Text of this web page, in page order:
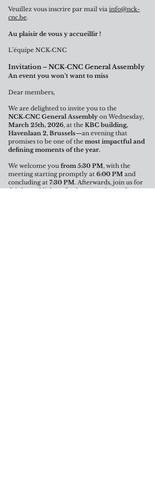
Veuillez vous inscrire par mail via info@nck-
cnc.be.
Au plaisir de vous y accueillir !
L’équipe NCK‑CNC
Invitation – NCK‑CNC General Assembly
An event you won’t want to miss
Dear members,
We are delighted to invite you to the
NCK‑CNC General Assembly on Wednesday,
March 25th, 2026, at the KBC building,
Havenlaan 2, Brussels—an evening that
promises to be one of the most impactful and
defining moments of the year.
We welcome you from 5:30 PM, with the
meeting starting promptly at 6:00 PM and
concluding at 7:30 PM. Afterwards, join us for
drinks and light refreshments, the perfect